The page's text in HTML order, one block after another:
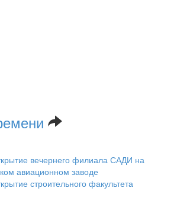
вечернего филиала САДИ на
авиационном заводе
строительного факультета